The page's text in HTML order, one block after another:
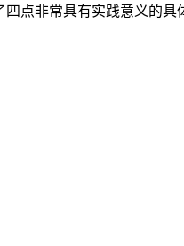
点非常具有实践意义的具